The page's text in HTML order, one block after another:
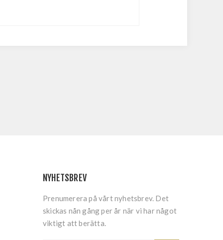
NYHETSBREV
Prenumerera på vårt nyhetsbrev. Det
skickas nån gång per år när vi har något
viktigt att berätta.